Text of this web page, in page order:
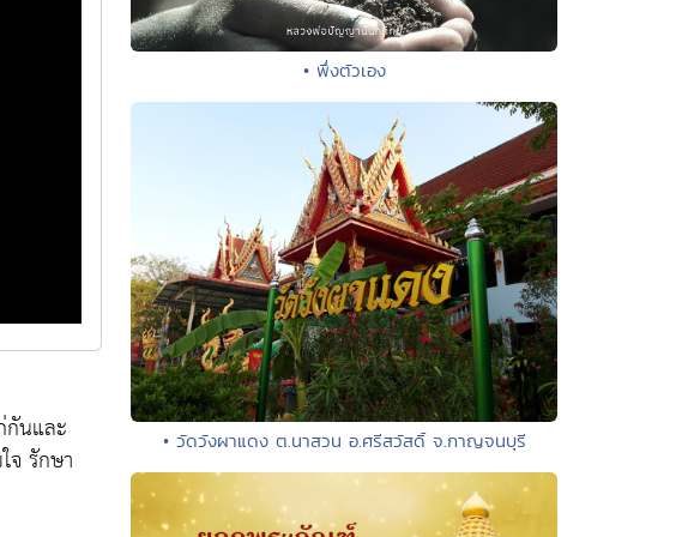
กันและ
จ รักษา
• พึ่งตัวเอง
• วัดวังผาแดง ต.นาสวน อ.ศรีสวัสดิ์ จ.กาญจนบุรี